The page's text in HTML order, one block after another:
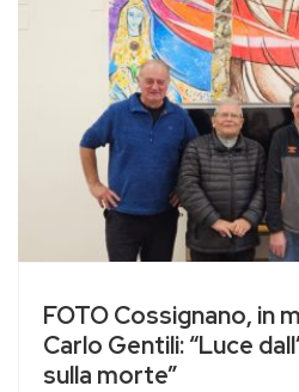
FOTO Cossignano, in
Carlo Gentili: “Luce
sulla morte”